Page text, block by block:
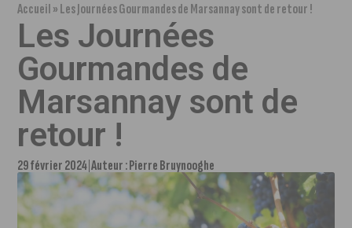
Accueil»Les Journées Gourmandes de Marsannay sont de retour !
Les Journées
Gourmandes de
Marsannay sont de
retour !
29 février 2024 Auteur :Pierre Bruynooghe